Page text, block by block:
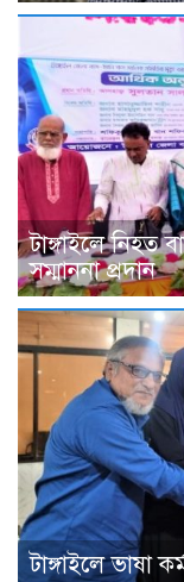
টাঙ্গাইলে নিহত
সম্মাননা প্রদান
টাঙ্গাইলে ভাষা